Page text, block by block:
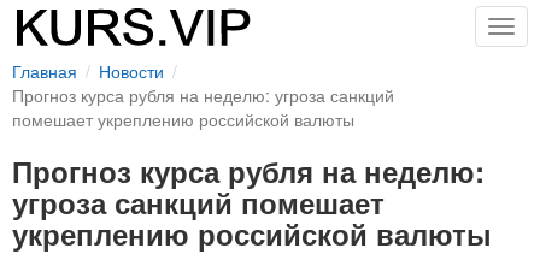
Главная
Новости
Прогноз курса рубля на неделю: угроза санкций
помешает укреплению российской валюты
Прогноз курса рубля на неделю:
угроза санкций помешает
укреплению российской валюты